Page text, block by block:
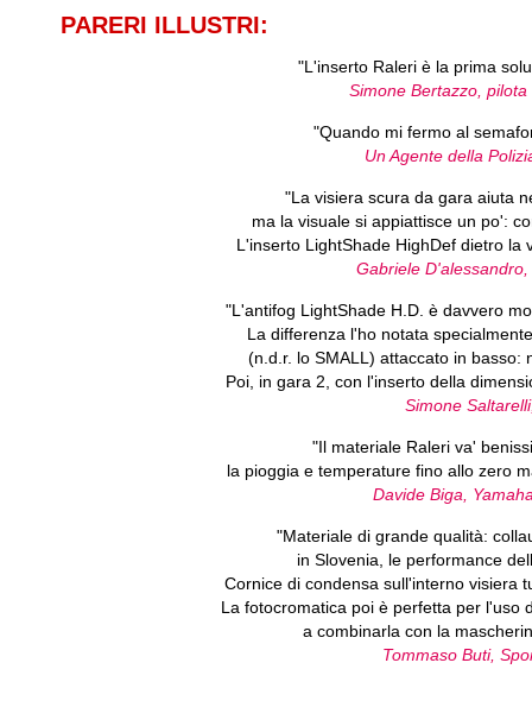
PARERI ILLUSTRI:
"L'inserto Raleri è la prima
Simone Bertazzo,
"Quando mi fermo al
Un Agente della
"La visiera scura da gara aiuta
ma la visuale si appiattisce un po':
L'inserto LightShade HighDef dietro la
Gabriele
"L'antifog LightShade H.D. è davvero
La differenza l'ho notata
(n.d.r. lo SMALL) attaccato in basso:
Poi, in gara 2, con l'inserto della
Simone
"Il materiale Raleri va'
la pioggia e temperature fino allo zero
Davide Biga,
"Materiale di grande qualità:
in Slovenia, le performance
Cornice di condensa sull'interno visiera
La fotocromatica poi è perfetta per l'uso
a combinarla con la
Tommaso Buti,